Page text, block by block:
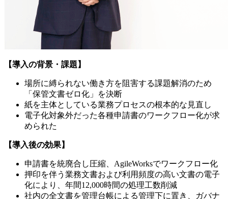
【導入の背景・課題】
場所に縛られない働き方を阻害する課題解消のため
「保管文書ゼロ化」を決断
紙を主体としている業務プロセスの根本的な見直し
電子化対象外だった各種申請書のワークフロー化が求
められた
【導入後の効果】
申請書を統廃合し圧縮、AgileWorksでワークフロー化
押印を伴う業務文書および利用頻度の高い文書の電子
化により、年間12,000時間の処理工数削減
社内の全文書を管理台帳による管理下に置き、ガバナ